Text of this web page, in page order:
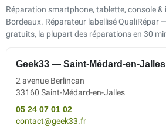
Réparation smartphone, tablette, console
Bordeaux. Réparateur labellisé QualiRépar
gratuits, la plupart des réparations en 30
Geek33 — Saint-Médard-en-Jalles
2 avenue Berlincan
33160 Saint-Médard-en-Jalles
05 24 07 01 02
contact@geek33.fr